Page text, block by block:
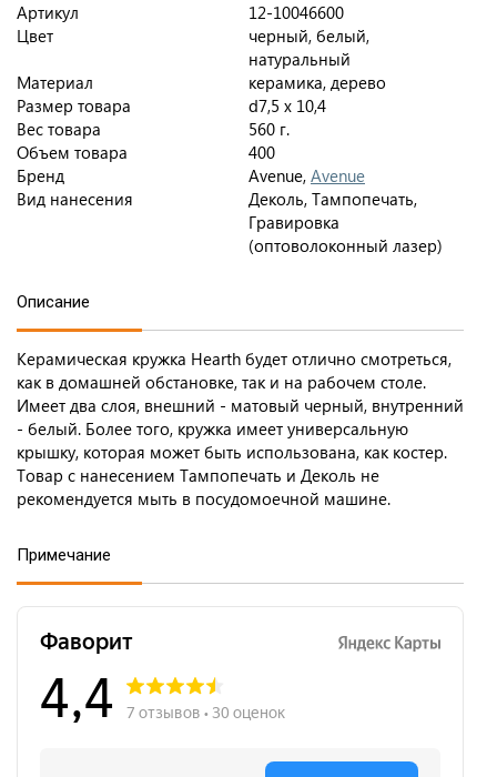
Артикул
12-10046600
Цвет
черный, белый,
натуральный
Материал
керамика, дерево
Размер товара
d7,5 х 10,4
Вес товара
560 г.
Объем товара
400
Бренд
Avenue, Avenue
Вид нанесения
Деколь, Тампопечать,
Гравировка
(оптоволоконный лазер)
Описание
Керамическая кружка Hearth будет отлично смотреться,
как в домашней обстановке, так и на рабочем столе.
Имеет два слоя, внешний - матовый черный, внутренний
- белый. Более того, кружка имеет универсальную
крышку, которая может быть использована, как костер.
Товар с нанесением Тампопечать и Деколь не
рекомендуется мыть в посудомоечной машине.
Примечание